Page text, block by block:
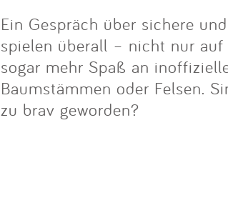
Ein Gespräch über sichere
spielen überall – nicht nur
sogar mehr Spaß an
Baumstämmen oder Felsen.
zu brav geworden?